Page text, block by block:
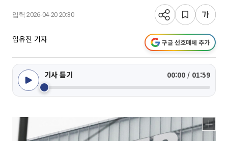
입력 2026-04-20 20:30
임유진 기자 구글 선호매체 추가
기사 듣기 00:00 / 01:59